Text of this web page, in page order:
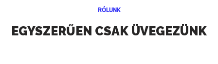
RÓLUNK
EGYSZERŰEN CSAK ÜVEGEZÜNK